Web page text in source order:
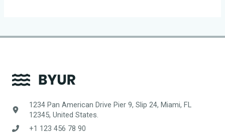
1234 Pan American Drive Pier 9, Slip 24, Miami, FL
12345, United States.
+1 123 456 78 90